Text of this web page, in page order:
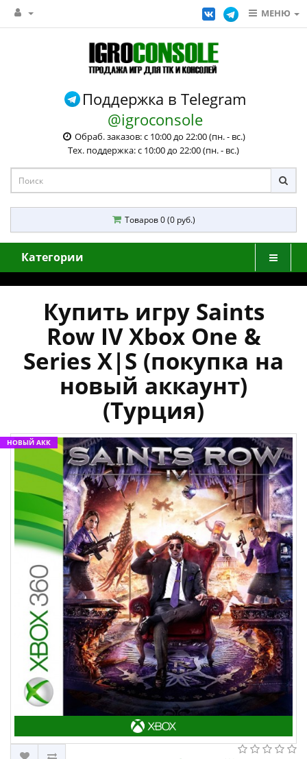
МЕНЮ
Поддержка в Telegram
@igroconsole
Обраб. заказов: с 10:00 до 22:00 (пн. - вс.)
Тех. поддержка: с 10:00 до 22:00 (пн. - вс.)
Товаров 0 (0 руб.)
Категории
Купить игру Saints
Row IV Xbox One &
Series X|S (покупка на
новый аккаунт)
(Турция)
НОВЫЙ АКК